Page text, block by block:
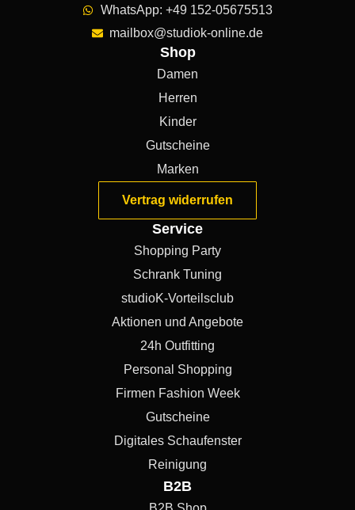
WhatsApp: +49 152-05675513
mailbox@studiok-online.de
Shop
Damen
Herren
Kinder
Gutscheine
Marken
Vertrag widerrufen
Service
Shopping Party
Schrank Tuning
studioK-Vorteilsclub
Aktionen und Angebote
24h Outfitting
Personal Shopping
Firmen Fashion Week
Gutscheine
Digitales Schaufenster
Reinigung
B2B